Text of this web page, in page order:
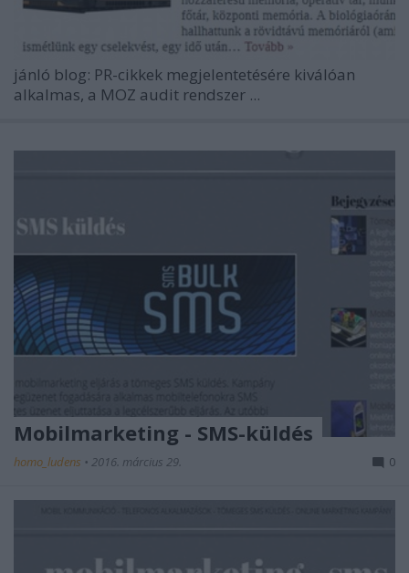
jánló blog: PR-cikkek megjelentetésére kiválóan
alkalmas, a MOZ audit rendszer ...
Mobilmarketing - SMS-küldés
homo_ludens • 2016. március 29. 0